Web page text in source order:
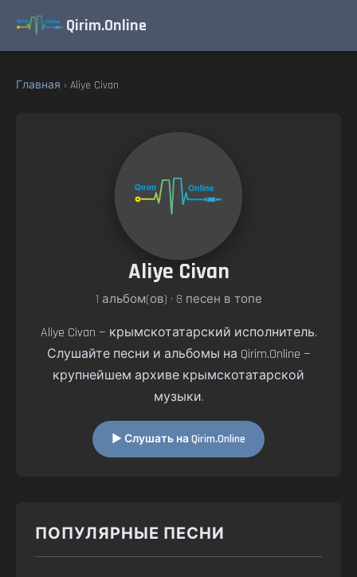
Qirim.Online
Главная › Aliye Civan
Aliye Civan
1 альбом(ов) • 8 песен в топе
Aliye Civan — крымскотатарский исполнитель.
Слушайте песни и альбомы на Qirim.Online —
крупнейшем архиве крымскотатарской
музыки.
▶ Слушать на Qirim.Online
ПОПУЛЯРНЫЕ ПЕСНИ